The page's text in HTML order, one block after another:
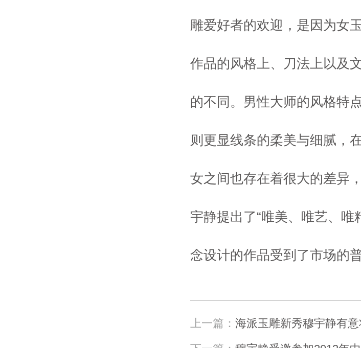
雕爱好者的欢迎，是因为女
作品的风格上、刀法上以及
的不同。男性大师的风格特
则更显线条的柔美与细腻，
女之间也存在着很大的差异
宇静提出了“唯美、唯艺、唯
念设计的作品受到了市场的
上一篇： 海派玉雕新秀穆宇静有意